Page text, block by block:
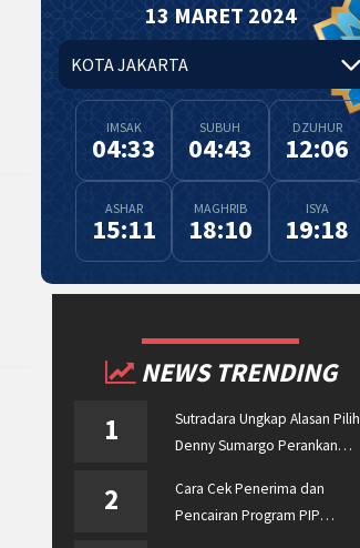
13 MARET 2024
IMSAK
04:33
SUBUH
04:43
DZUHUR
12:06
ASHAR
15:11
MAGHRIB
18:10
ISYA
19:18
NEWS TRENDING
1
Sutradara Ungkap Alasan Pilih
Denny Sumargo Perankan
2
Cara Cek Penerima dan
Pencairan Program PIP